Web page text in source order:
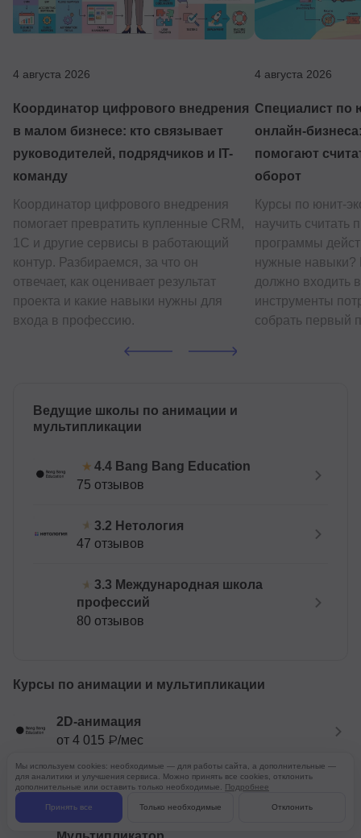
4 августа 2026
Координатор цифрового внедрения
в малом бизнесе: кто связывает
руководителей, подрядчиков и IT-
команду
Координатор цифрового внедрения
помогает превратить купленные CRM,
1С и другие сервисы в работающий
контур. Разбираемся, за что он
отвечает, как оценивает результат
проекта и какие навыки нужны для
входа в профессию.
4 августа 2026
Специалист по
онлайн-
помогают
оборот
Курсы по юнит-
научить считать
программы
нужные навыки?
должно входить
инструменты
собрать первый
Ведущие школы по анимации и
мультипликации
4.4 Bang Bang Education
75 отзывов
3.2 Нетология
47 отзывов
3.3 Международная школа
профессий
80 отзывов
Курсы по анимации и мультипликации
2D-анимация
от 4 015 ₽/мес
Аниматор-мультипликатор
от 3 293 ₽/мес
Мы используем cookies: необходимые — для работы сайта, а дополнительные —
для аналитики и улучшения сервиса. Можно принять все cookies, отклонить
дополнительные или оставить только необходимые. Подробнее
Принять все Только необходимые Отклонить